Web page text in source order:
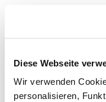
Diese Webseite
Wir verwenden
personalisieren,